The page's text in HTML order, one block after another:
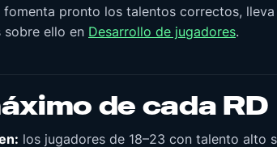
pronto los talentos correctos,
sobre ello en Desarrollo de jugadores.
de cada RD
los jugadores de 18–23 con talento alto